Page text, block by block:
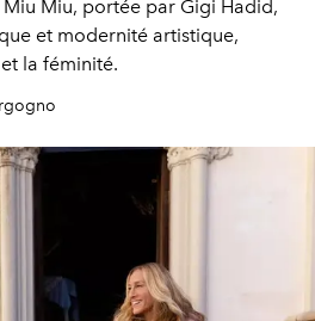
Miu, portée par Gigi Hadid,
et modernité artistique,
la féminité.